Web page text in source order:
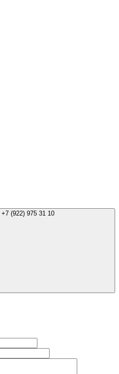
+7 (922) 975 31 10